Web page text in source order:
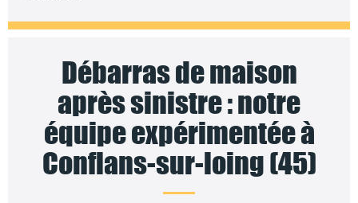
Débarras de maison
après sinistre : notre
équipe expérimentée à
Conflans-sur-loing (45)